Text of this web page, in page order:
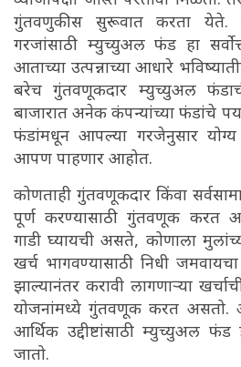
गुंतवणुकीस सुरूवात करता येते.
गरजांसाठी म्युच्युअल फंड हा
आताच्या उत्पन्नाच्या आधारे
बरेच गुंतवणूकदार म्युच्युअल
बाजारात अनेक कंपन्यांच्या फंडांचे
फंडांमधून आपल्या गरजेनुसार
आपण पाहणार आहोत.
कोणताही गुंतवणूकदार किंवा
पूर्ण करण्यासाठी गुंतवणूक करत
गाडी घ्यायची असते, कोणाला
खर्च भागवण्यासाठी निधी
झाल्यानंतर करावी लागणाऱ्या
योजनांमध्ये गुंतवणूक करत असतो.
आर्थिक उद्दीष्टांसाठी म्युच्युअल फंड
जातो.